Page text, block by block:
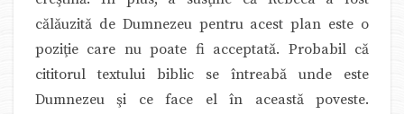
călăuzită de Dumnezeu pentru acest plan este o
poziţie care nu poate fi acceptată. Probabil că
cititorul textului biblic se întreabă unde este
Dumnezeu şi ce face el în această poveste.